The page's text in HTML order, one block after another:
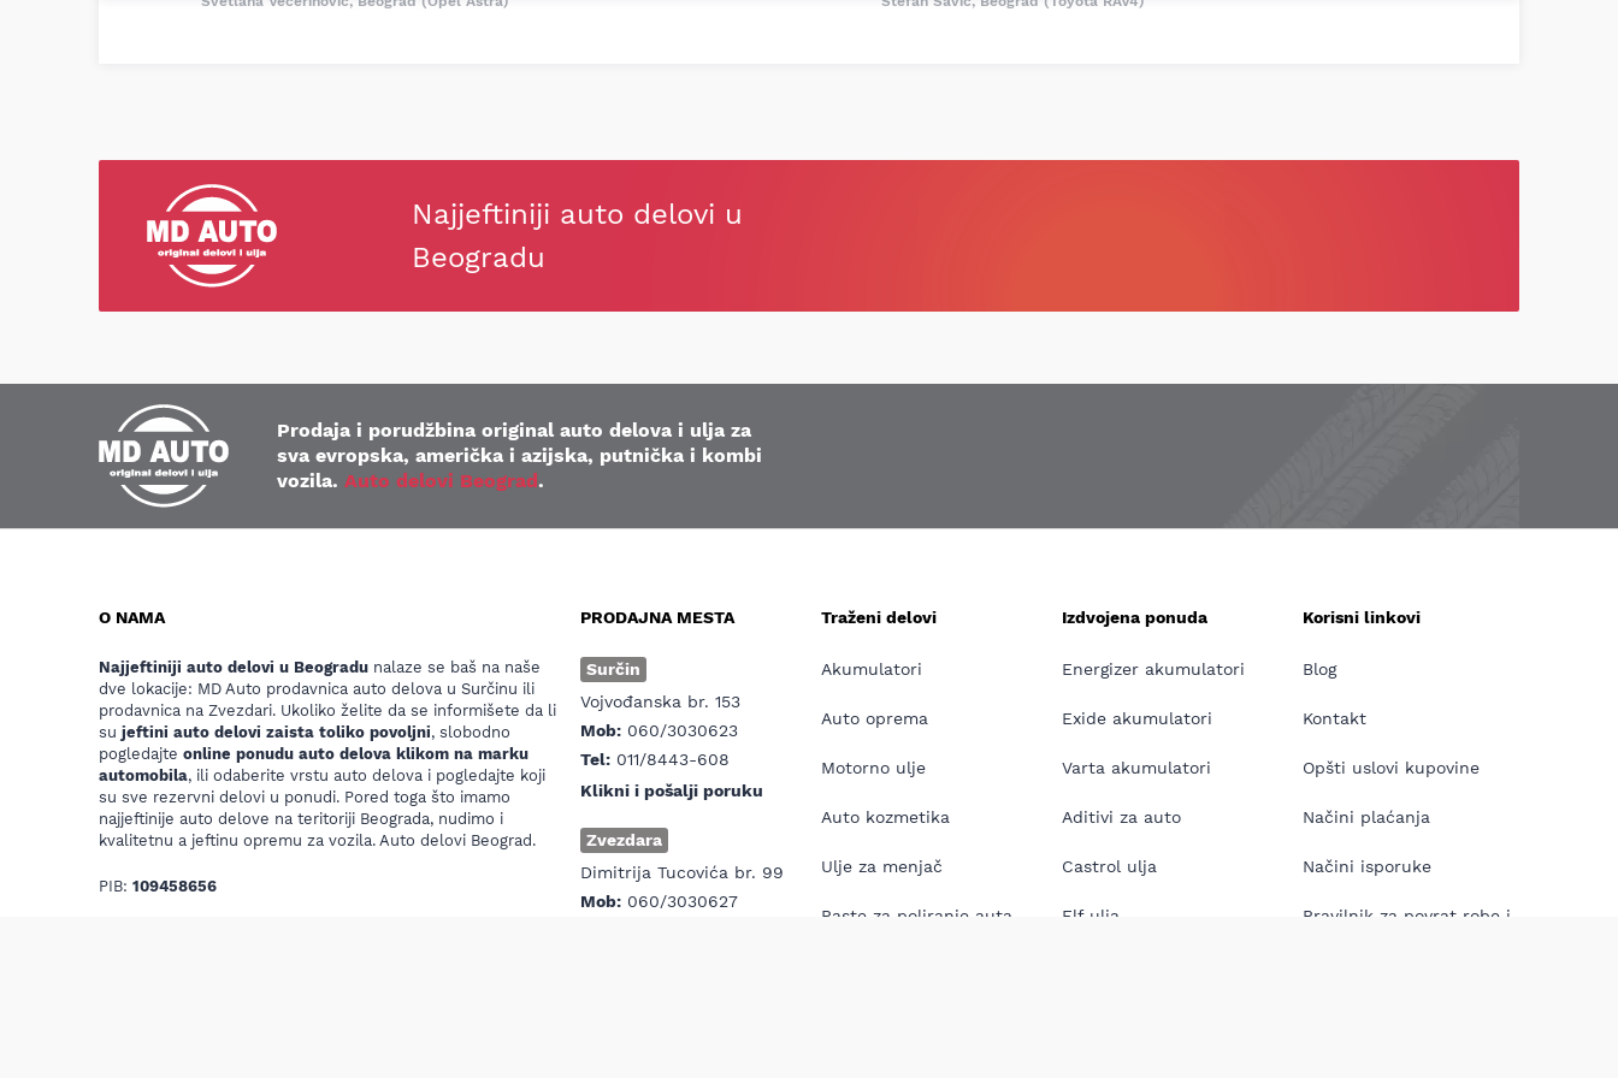
Najjeftiniji auto delovi u
Beogradu
Prodaja i porudžbina original auto delova i ulja za
sva evropska, američka i azijska, putnička i kombi
vozila. Auto delovi Beograd.
O NAMA
Najjeftiniji auto delovi u Beogradu nalaze se baš na naše
dve lokacije: MD Auto prodavnica auto delova u Surčinu ili
prodavnica na Zvezdari. Ukoliko želite da se informišete da li
su jeftini auto delovi zaista toliko povoljni, slobodno
pogledajte online ponudu auto delova klikom na marku
automobila, ili odaberite vrstu auto delova i pogledajte koji
su sve rezervni delovi u ponudi. Pored toga što imamo
najjeftinije auto delove na teritoriji Beograda, nudimo i
kvalitetnu a jeftinu opremu za vozila. Auto delovi Beograd.
PIB: 109458656
PRODAJNA MESTA
Surčin
Vojvođanska br. 153
Mob: 060/3030623
Tel: 011/8443-608
Klikni i pošalji poruku
Zvezdara
Dimitrija Tucovića br. 99
Mob: 060/3030627
Traženi delovi
Akumulatori
Auto oprema
Motorno ulje
Auto kozmetika
Ulje za menjač
Paste za poliranje auta
Izdvojena ponuda
Energizer akumulatori
Exide akumulatori
Varta akumulatori
Aditivi za auto
Castrol ulja
Elf ulja
Korisni linkovi
Blog
Kontakt
Opšti uslovi kupovine
Načini plaćanja
Načini isporuke
Pravilnik za povrat robe i